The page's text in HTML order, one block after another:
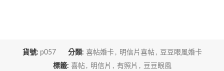
貨號: p057 分類: 喜帖婚卡 , 明信片喜帖 ,
豆豆眼風婚卡
標籤: 喜帖 , 明信片 , 有照片 , 豆豆眼風